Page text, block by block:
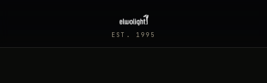
EST. 1995